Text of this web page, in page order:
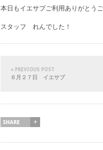
本日もイエサブご利用ありがとう
スタッフ れんでした！
« PREVIOUS POST
６月２７日 イエサブ